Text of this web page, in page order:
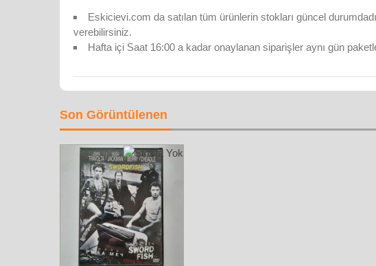
Eskicievi.com da satılan tüm ürünlerin stokları güncel
verebilirsiniz.
Hafta içi Saat 16:00 a kadar onaylanan siparişler aynı gün
Son Görüntülenen